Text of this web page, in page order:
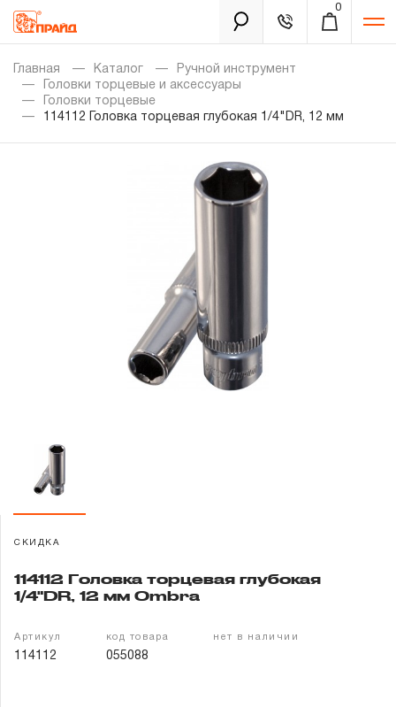
0
Каталог
Золотая лихорадка
Доставка и оплата
Партнерам
Забыли пароль?
Главная Каталог
Ручной инструмент
Головки торцевые и аксессуары
Головки торцевые
114112 Головка торцевая глубокая 1/4"DR, 12 мм
СКИДКА
114112 Головка торцевая глубокая
1/4"DR, 12 мм Ombra
Артикул
114112
код товара
055088
нет в наличии